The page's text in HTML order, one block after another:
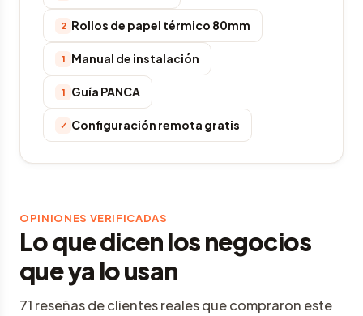
2 Rollos de papel térmico 80mm
1 Manual de instalación
1 Guía PANCA
✓ Configuración remota gratis
OPINIONES VERIFICADAS
Lo que dicen los negocios
que ya lo usan
71 reseñas de clientes reales que compraron este